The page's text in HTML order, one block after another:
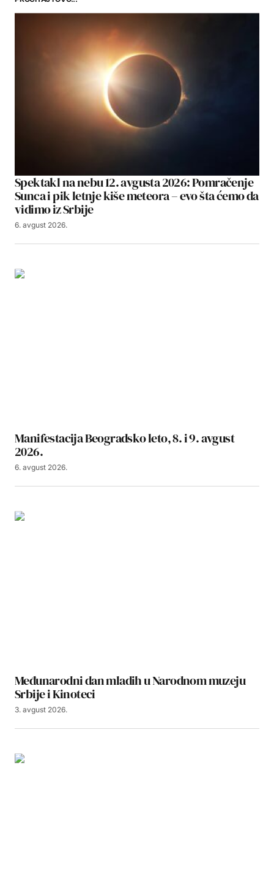
Spektakl na nebu 12. avgusta 2026: Pomračenje
Sunca i pik letnje kiše meteora – evo šta ćemo da
vidimo iz Srbije
6. avgust 2026.
Manifestacija Beogradsko leto, 8. i 9. avgust
2026.
6. avgust 2026.
Međunarodni dan mladih u Narodnom muzeju
Srbije i Kinoteci
3. avgust 2026.